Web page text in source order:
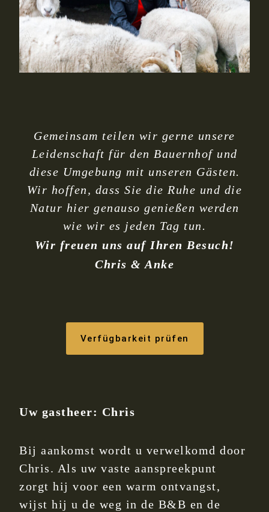
Gemeinsam teilen wir gerne unsere
Leidenschaft für den Bauernhof und
diese Umgebung mit unseren Gästen.
Wir hoffen, dass Sie die Ruhe und die
Natur hier genauso genießen werden
wie wir es jeden Tag tun.
Wir freuen uns auf Ihren Besuch!
Chris & Anke
Verfügbarkeit prüfen
Uw gastheer: Chris
Bij aankomst wordt u verwelkomd door
Chris. Als uw vaste aanspreekpunt
zorgt hij voor een warm ontvangst,
wijst hij u de weg in de B&B en de